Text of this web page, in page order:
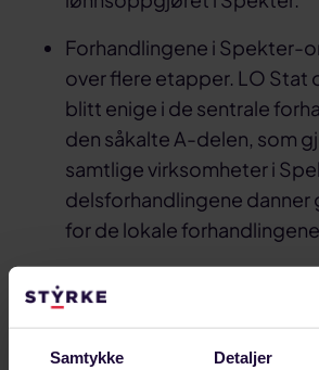
Samtykke Detaljer
Forhandlingene i Spekter-
over flere etapper. LO Stat
blitt enige i de sentrale
den såkalte A-delen, som
samtlige virksomheter i
delsforhandlingene danner
for de lokale
arbeidsvilkår i den enkelte